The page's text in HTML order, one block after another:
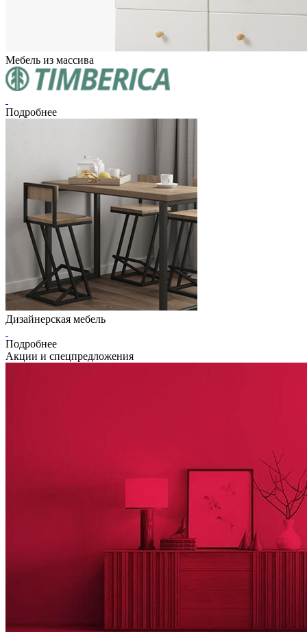
Мебель из массива
Подробнее
Дизайнерская мебель
Подробнее
Акции и спецпредложения